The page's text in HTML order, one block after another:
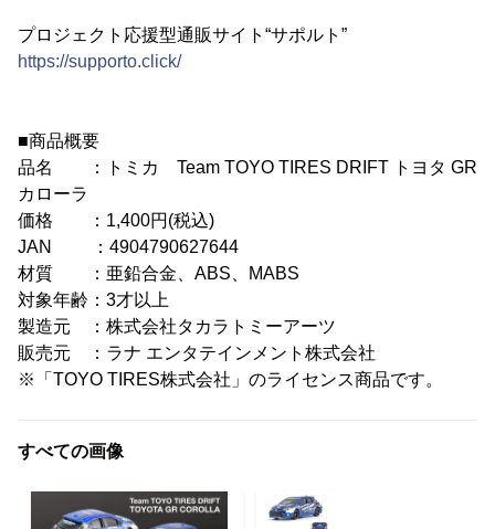
プロジェクト応援型通販サイト“サポルト”
https://supporto.click/
■商品概要
品名 ：トミカ Team TOYO TIRES DRIFT トヨタ GR
カローラ
価格 ：1,400円(税込)
JAN ：4904790627644
材質 ：亜鉛合金、ABS、MABS
対象年齢：3才以上
製造元 ：株式会社タカラトミーアーツ
販売元 ：ラナ エンタテインメント株式会社
※「TOYO TIRES株式会社」のライセンス商品です。
すべての画像